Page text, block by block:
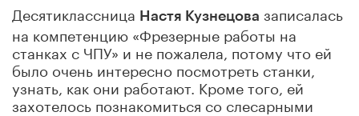
Десятиклассница Настя Кузнецова записалась
на компетенцию «Фрезерные работы на
станках с ЧПУ» и не пожалела, потому что ей
было очень интересно посмотреть станки,
узнать, как они работают. Кроме того, ей
захотелось познакомиться со слесарными